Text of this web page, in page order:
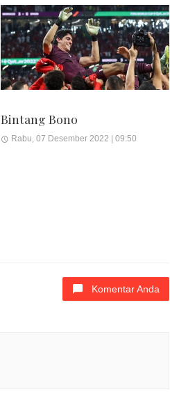
Bintang Bono
Rabu, 07 Desember 2022 | 09:50
Komentar Anda